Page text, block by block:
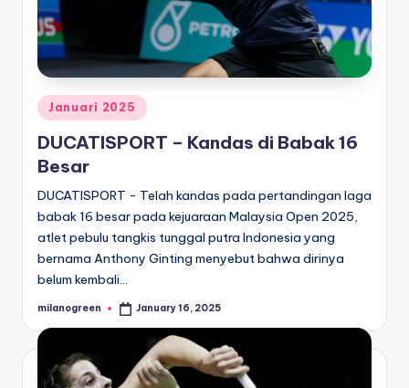
Posted
in
Januari 2025
DUCATISPORT – Kandas di Babak 16
Besar
DUCATISPORT - Telah kandas pada pertandingan laga
babak 16 besar pada kejuaraan Malaysia Open 2025,
atlet pebulu tangkis tunggal putra Indonesia yang
bernama Anthony Ginting menyebut bahwa dirinya
belum kembali…
Posted
milanogreen January 16, 2025